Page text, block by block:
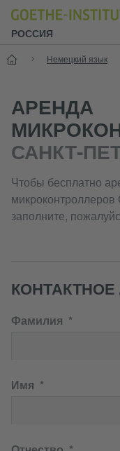
РОССИЯ
Старт
Немецкий язык
АРЕНДА
САНКТ-
Чтобы бесплатно
заполните,
Фамилия
Имя